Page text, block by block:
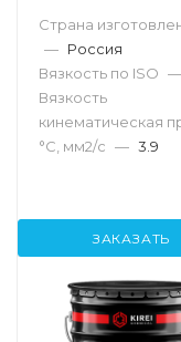
Страна
— Россия
Вязкость по ISO —
Вязкость
кинематическая
°С, мм2/с — 3.9
ЗАКАЗАТЬ